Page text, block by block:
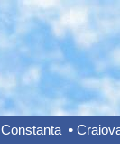
Constanta •